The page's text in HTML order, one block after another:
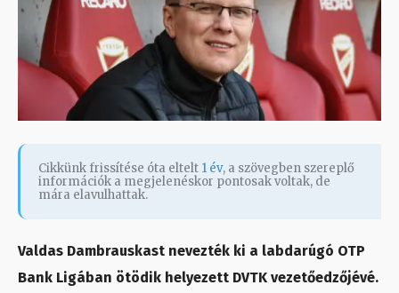
Cikkünk frissítése óta eltelt 1 év, a szövegben szereplő
információk a megjelenéskor pontosak voltak, de
mára elavulhattak.
Valdas Dambrauskast nevezték ki a labdarúgó OTP
Bank Ligában ötödik helyezett DVTK vezetőedzőjévé.